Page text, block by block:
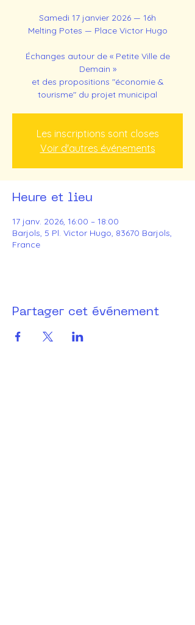
Samedi 17 janvier 2026 — 16h
Melting Potes — Place Victor Hugo
Échanges autour de « Petite Ville de
Demain »
et des propositions "économie &
tourisme" du projet municipal
Les inscriptions sont closes
Voir d'autres événements
Heure et lieu
17 janv. 2026, 16:00 – 18:00
Barjols, 5 Pl. Victor Hugo, 83670 Barjols,
France
Partager cet événement